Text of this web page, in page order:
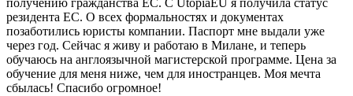
получению гражданства ЕС. С UtopiaEU я получила статус
резидента ЕС. О всех формальностях и документах
позаботились юристы компании. Паспорт мне выдали уже
через год. Сейчас я живу и работаю в Милане, и теперь
обучаюсь на англоязычной магистерской программе. Цена за
обучениe для меня ниже, чем для иностранцев. Моя мечта
сбылась! Спасибо огромное!